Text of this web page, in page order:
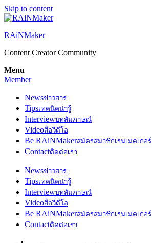
Skip to content
RAiNMaker
Content Creator Community
Menu
Member
Newsข่าวสาร
Tipsเทคนิคน่ารู้
Interviewบทสัมภาษณ์
Videoสื่อวีดีโอ
Be RAiNMakerสมัครสมาชิกเรนเมคเกอร์
Contactติดต่อเรา
Newsข่าวสาร
Tipsเทคนิคน่ารู้
Interviewบทสัมภาษณ์
Videoสื่อวีดีโอ
Be RAiNMakerสมัครสมาชิกเรนเมคเกอร์
Contactติดต่อเรา